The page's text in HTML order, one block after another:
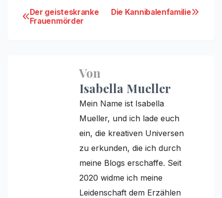
Beitragsnavigation
Die Kannibalenfamilie
Der geisteskranke
Frauenmörder
Von
Isabella Mueller
Mein Name ist Isabella
Mueller, und ich lade euch
ein, die kreativen Universen
zu erkunden, die ich durch
meine Blogs erschaffe. Seit
2020 widme ich meine
Leidenschaft dem Erzählen